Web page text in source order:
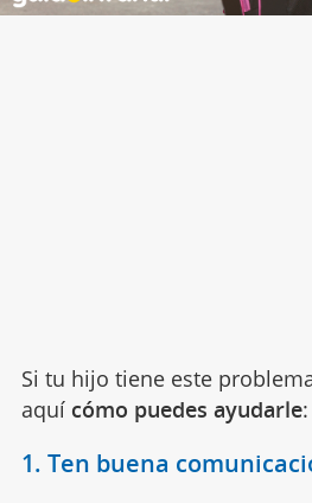
Si tu hijo tiene este
aquí cómo puedes ayudarle:
1. Ten buena